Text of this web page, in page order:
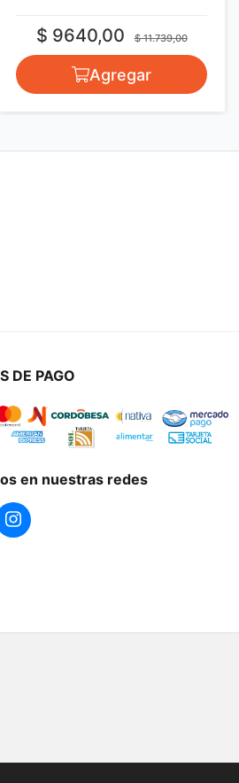
$ 9640,00 $ 11.739,00
Agregar
DE PAGO
en nuestras redes